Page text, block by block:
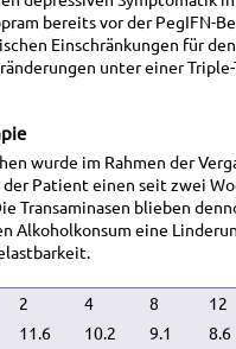
bereits vor der PegIFN-
Einschränkungen für
unter einer
wurde im Rahmen der
Patient einen seit zwei
Transaminasen blieben
Alkoholkonsum eine
2 4 8 12
11.6 10.2 9.1 8.6